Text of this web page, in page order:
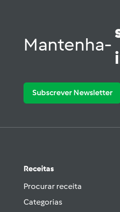
Mantenha-
Subscrever Newsletter
Receitas
Procurar receita
Categorias